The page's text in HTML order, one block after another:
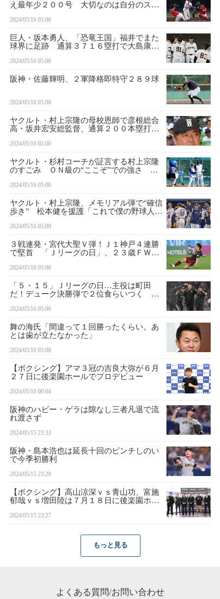
え最年少２００号 大切なのは自分のスイ
2024/05/16 05:00
巨人・坂本勇人、「恐竜王国」福井でまた
球界に足跡 通算３７１６塁打で大島康徳
様」抜いた翌日
2024/05/16 05:00
阪神・佐藤輝明、２軍降格即特守２８９球
2024/05/16 05:00
ヤクルト・村上宗隆の母校恩師で彦根総合
高・坂井宏安総監督、通算２００本塁打に
2024/05/16 05:00
ヤクルト・杉村コーチが証言する村上宗隆
のすごみ ＯＮ級の“ここぞ”での強さ 前
信が一発を生む
2024/05/16 05:00
ヤクルト・村上宗隆、メモリアル弾で“確信
歩き” 松本健を援護「これで僕の野球人生
2024/05/16 05:00
３戦連発・宮代大聖Ｖ弾！Ｊ１神戸４連勝
で堅首 「Ｊリーグの日」、２３歳ＦＷは
2024/05/16 05:00
「５・１５」Ｊリーグの日…主役は町田
だ！デューク決勝弾で２位食らいつく ３
監督「その世界へ自分が行くなんて」
2024/05/16 05:00
舞の海氏「間違って１回勝ったくらい。あ
とは歯が立たなかった」
2024/05/16 05:00
【ボクシング】アマ３冠の吉良大弥が６月
２７日に後楽園ホールでプロデビュー
2024/05/16 00:04
阪神のハビー・ゲラは隙なし三者凡退で流
れ渡さず
2024/05/15 23:33
阪神・島本浩也は延長十回のピンチしのい
で今季初勝利
2024/05/15 23:29
【ボクシング】高山涼深ｖｓ青山功、富施
郁哉ｖｓ増田陸は７月１８日に後楽園ホー
2024/05/15 23:27
もっと見る
よくある質問/お問い合わせ